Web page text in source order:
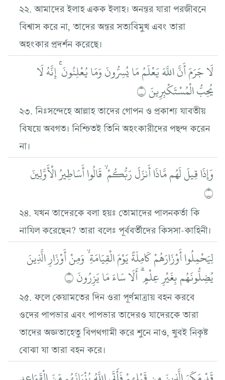
২২. আমাদের ইলাহ একক ইলাহ। অনন্তর যারা পরজীবনে
বিশ্বাস করে না, তাদের অন্তর সত্যবিমুখ এবং তারা
অহংকার প্রদর্শন করেছে।
لَا جَرَمَ أَنَّ اللَّهَ يَعْلَمُ مَا يُسِرُّونَ وَمَا يُعْلِنُونَ ۚ إِنَّهُ لَا
يُحِبُّ الْمُسْتَكْبِرِينَ ۝
২৩. নিঃসন্দেহে আল্লাহ তাদের গোপন ও প্রকাশ্য যাবতীয়
বিষয়ে অবগত। নিশ্চিতই তিনি অহংকারীদের পছন্দ করেন
না।
وَإِذَا قِيلَ لَهُم مَّاذَا أَنزَلَ رَبُّكُمْ ۙ قَالُوا أَسَاطِيرُ الْأَوَّلِينَ
۝
২৪. যখন তাদেরকে বলা হয়ঃ তোমাদের পালনকর্তা কি
নাযিল করেছেন? তারা বলেঃ পূর্ববর্তীদের কিসসা-কাহিনী।
لِيَحْمِلُوا أَوْزَارَهُمْ كَامِلَةً يَوْمَ الْقِيَامَةِ ۙ وَمِنْ أَوْزَارِ الَّذِينَ
يُضِلُّونَهُم بِغَيْرِ عِلْمٍ ۗ أَلَا سَاءَ مَا يَزِرُونَ ۝
২৫. ফলে কেয়ামতের দিন ওরা পূর্ণমাত্রায় বহন করবে
ওদের পাপভার এবং পাপভার তাদেরও যাদেরকে তারা
তাদের অজ্ঞতাহেতু বিপথগামী করে শুনে নাও, খুবই নিকৃষ্ট
বোঝা যা তারা বহন করে।